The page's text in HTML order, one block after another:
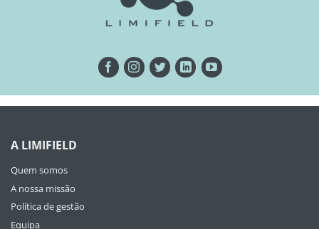
A LIMIFIELD
Quem somos
A nossa missão
Política de gestão
Equipa